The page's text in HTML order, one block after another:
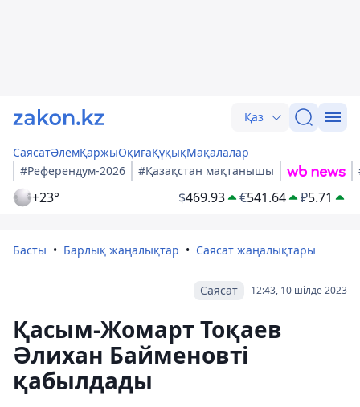
Қаз
СаясатӘлемҚаржыОқиғаҚұқықМақалалар
#Референдум-2026
#Қазақстан мақтанышы
+23° $469.93 €541.64 ₽5.71
Басты Барлық жаңалықтар Саясат жаңалықтары
12:43, 10 шілде 2023
Саясат
Қасым-Жомарт Тоқаев
Әлихан Байменовті
қабылдады